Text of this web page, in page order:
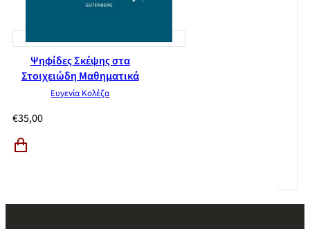
Ψηφίδες Σκέψης στα
Στοιχειώδη Μαθηματικά
Ευγενία Κολέζα
€35,00